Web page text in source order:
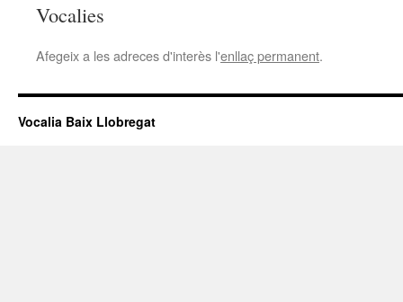
Vocalies
Afegeix a les adreces d'interès l'enllaç permanent.
Vocalia Baix Llobregat